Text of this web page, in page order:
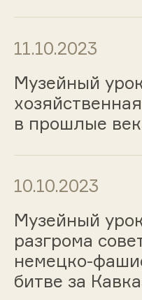
11.10.2023
Музейный
в прошлые
10.10.2023
Музейный
разгрома
немецко-
битве за